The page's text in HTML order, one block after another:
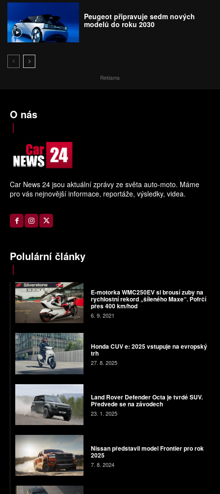
Peugeot připravuje sedm nových
modelů do roku 2030
Reklama
O nás
Car News 24 jsou aktuální zprávy ze světa auto-moto. Máme
pro vás nejnovější informace, reportáže, výsledky, videa.
Polulární články
E-motorka WMC250EV si brousí zuby na
rychlostní rekord „šíleného Maxe“. Pofrčí
přes 400 km/hod
6. 9. 2021
Honda CUV e: 2025 vstupuje na evropský
trh
27. 8. 2025
Land Rover Defender Octa je tvrdé SUV.
Předvede se na závodech
23. 1. 2025
Nissan představil model Frontier pro rok
2025
7. 8. 2024